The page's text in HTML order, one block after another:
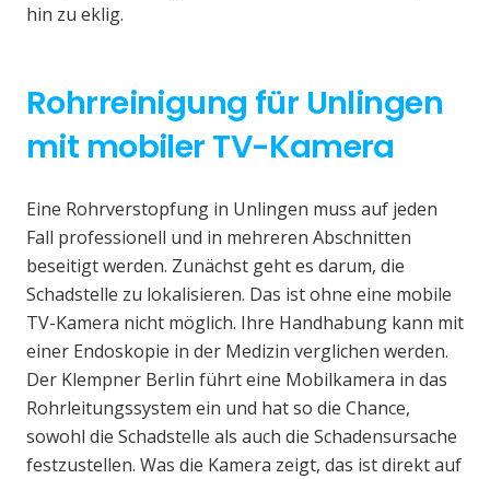
hin zu eklig.
Rohrreinigung für Unlingen
mit mobiler TV-Kamera
Eine Rohrverstopfung in Unlingen muss auf jeden
Fall professionell und in mehreren Abschnitten
beseitigt werden. Zunächst geht es darum, die
Schadstelle zu lokalisieren. Das ist ohne eine mobile
TV-Kamera nicht möglich. Ihre Handhabung kann mit
einer Endoskopie in der Medizin verglichen werden.
Der Klempner Berlin führt eine Mobilkamera in das
Rohrleitungssystem ein und hat so die Chance,
sowohl die Schadstelle als auch die Schadensursache
festzustellen. Was die Kamera zeigt, das ist direkt auf